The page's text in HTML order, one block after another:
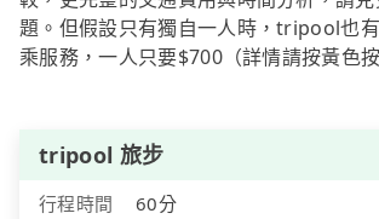
題。但假設只有獨自一人時，tripool也
乘服務，一人只要$700（詳情請按黃色
tripool 旅步
行程時間
60分